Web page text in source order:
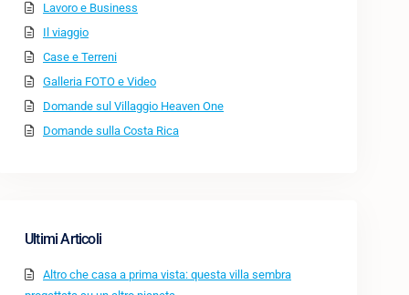
Lavoro e Business
Il viaggio
Case e Terreni
Galleria FOTO e Video
Domande sul Villaggio Heaven One
Domande sulla Costa Rica
Ultimi Articoli
Altro che casa a prima vista: questa villa sembra